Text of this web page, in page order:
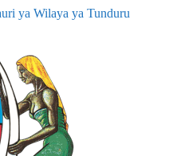
ya Wilaya ya Tunduru